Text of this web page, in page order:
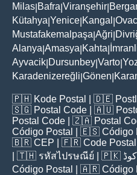
Milas Bafra Viranşehir
Kütahya Yenice Kangal
Mustafakemalpaşa Ağri
Alanya Amasya Kahta
Ayvacik Dursunbey Varto
Karadenizereğli Gönen
🇵🇭 Kode Postal | 🇩🇪
🇸🇬 Postal Code | 🇦🇺
Postal Code | 🇿🇦 Postal
Código Postal
| 🇪🇸 Código
🇧🇷 CEP | 🇫🇷 Code Postal
| 🇹🇭 รหัสไปรษณีย์ | 🇵🇰
Código Postal
| 🇦🇷 Código